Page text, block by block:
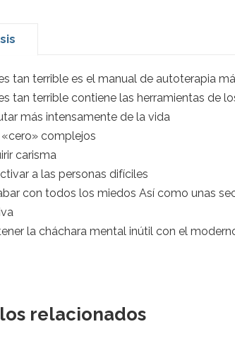
tan terrible es el manual de autoterapia
tan terrible contiene las herramientas de
más intensamente de la vida
complejos
carisma
a las personas difíciles
con todos los miedos Así como unas
la cháchara mental inútil con el
relacionados